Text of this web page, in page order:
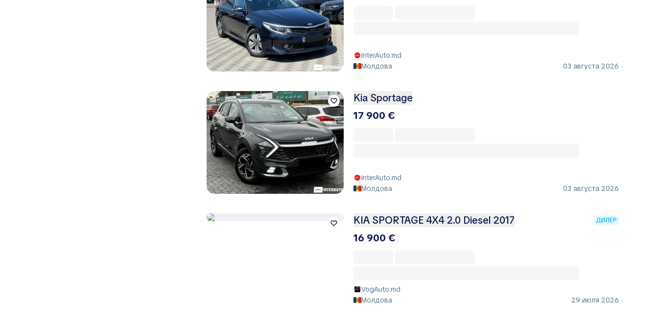
InterAuto.md
Молдова
03 августа 2026
Kia Sportage
17 900 €
InterAuto.md
Молдова
03 августа 2026
KIA SPORTAGE 4X4 2.0 Diesel 2017 ДИЛЕР
16 900 €
VogAuto.md
Молдова
29 июля 2026